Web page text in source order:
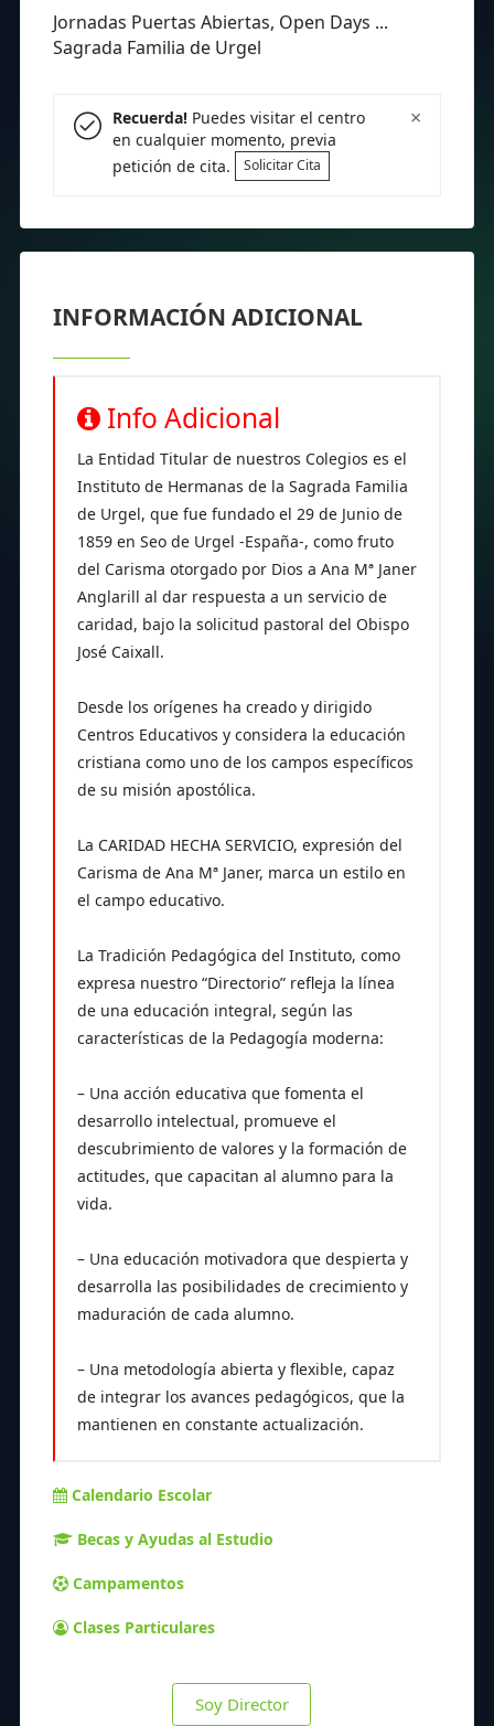
Jornadas Puertas Abiertas, Open Days ...
Sagrada Familia de Urgel
×
Recuerda!Puedes visitar el centro
en cualquier momento, previa
petición de cita.
Solicitar Cita
INFORMACIÓN ADICIONAL
Info Adicional
La Entidad Titular de nuestros Colegios es el
Instituto de Hermanas de la Sagrada Familia
de Urgel, que fue fundado el 29 de Junio de
1859 en Seo de Urgel -España-, como fruto
del Carisma otorgado por Dios a Ana Mª Janer
Anglarill al dar respuesta a un servicio de
caridad, bajo la solicitud pastoral del Obispo
José Caixall.
Desde los orígenes ha creado y dirigido
Centros Educativos y considera la educación
cristiana como uno de los campos específicos
de su misión apostólica.
La CARIDAD HECHA SERVICIO, expresión del
Carisma de Ana Mª Janer, marca un estilo en
el campo educativo.
La Tradición Pedagógica del Instituto, como
expresa nuestro “Directorio” refleja la línea
de una educación integral, según las
características de la Pedagogía moderna:
– Una acción educativa que fomenta el
desarrollo intelectual, promueve el
descubrimiento de valores y la formación de
actitudes, que capacitan al alumno para la
vida.
– Una educación motivadora que despierta y
desarrolla las posibilidades de crecimiento y
maduración de cada alumno.
– Una metodología abierta y flexible, capaz
de integrar los avances pedagógicos, que la
mantienen en constante actualización.
Calendario Escolar
Becas y Ayudas al Estudio
Campamentos
Clases Particulares
Soy Director